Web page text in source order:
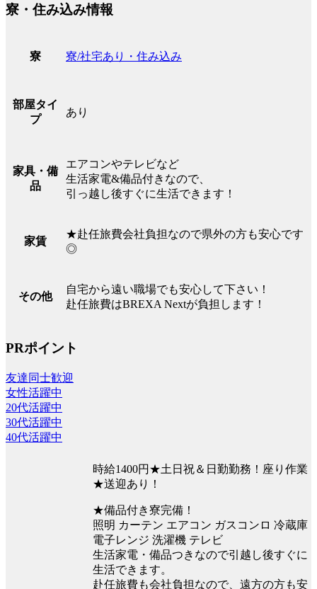
寮・住み込み情報
寮 寮/社宅あり・住み込み
部屋タイ
プ
あり
家具・備
品
エアコンやテレビなど
生活家電&備品付きなので、
引っ越し後すぐに生活できます！
家賃
★赴任旅費会社負担なので県外の方も安心です
◎
その他
自宅から遠い職場でも安心して下さい！
赴任旅費はBREXA Nextが負担します！
PRポイント
友達同士歓迎
女性活躍中
20代活躍中
30代活躍中
40代活躍中
時給1400円★土日祝＆日勤勤務！座り作業
★送迎あり！
★備品付き寮完備！
照明 カーテン エアコン ガスコンロ 冷蔵庫
電子レンジ 洗濯機 テレビ
生活家電・備品つきなので引越し後すぐに
生活できます。
赴任旅費も会社負担なので、遠方の方も安